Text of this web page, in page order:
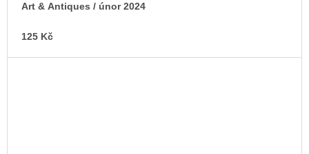
Art & Antiques / únor 2024
125 Kč